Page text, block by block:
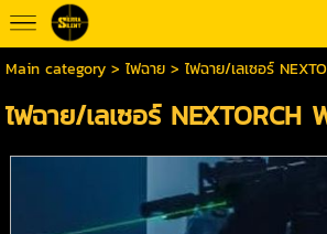
Main category> ไฟฉาย> ไฟฉาย/เลเซอร์
ไฟฉาย/เลเซอร์ NEXTORCH